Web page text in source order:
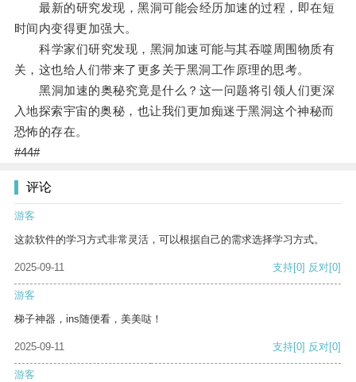
最新的研究发现，黑洞可能会经历加速的过程，即在短
时间内变得更加强大。
科学家们研究发现，黑洞加速可能与其吞噬周围物质有
关，这也给人们带来了更多关于黑洞工作原理的思考。
黑洞加速的奥秘究竟是什么？这一问题将引领人们更深
入地探索宇宙的奥秘，也让我们更加痴迷于黑洞这个神秘而
恐怖的存在。
#44#
评论
游客
这款软件的学习方式非常灵活，可以根据自己的需求选择学习方式。
2025-09-11 支持[0] 反对[0]
游客
梯子神器，ins随便看，美美哒！
2025-09-11 支持[0] 反对[0]
游客